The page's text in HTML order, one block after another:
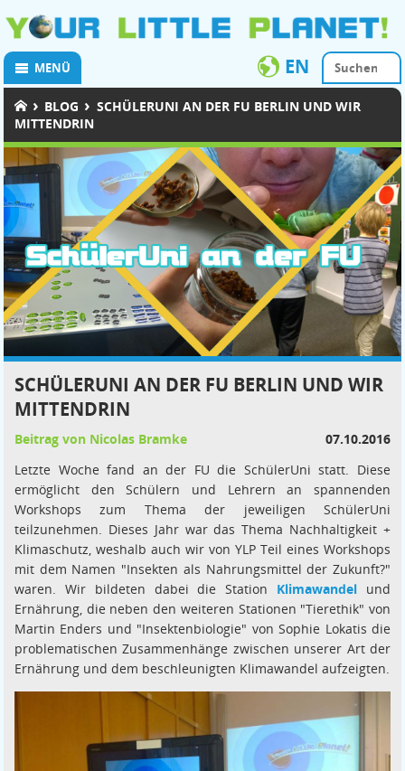
MENÜ EN
› BLOG › SCHÜLERUNI AN DER FU BERLIN UND WIR
MITTENDRIN
SCHÜLERUNI AN DER FU BERLIN UND WIR
MITTENDRIN
Beitrag von Nicolas Bramke
07.10.2016
Letzte Woche fand an der FU die SchülerUni statt. Diese
ermöglicht den Schülern und Lehrern an spannenden
Workshops zum Thema der jeweiligen SchülerUni
teilzunehmen. Dieses Jahr war das Thema Nachhaltigkeit +
Klimaschutz, weshalb auch wir von YLP Teil eines Workshops
mit dem Namen "Insekten als Nahrungsmittel der Zukunft?"
waren. Wir bildeten dabei die Station Klimawandel und
Ernährung, die neben den weiteren Stationen "Tierethik" von
Martin Enders und "Insektenbiologie" von Sophie Lokatis die
problematischen Zusammenhänge zwischen unserer Art der
Ernährung und dem beschleunigten Klimawandel aufzeigten.